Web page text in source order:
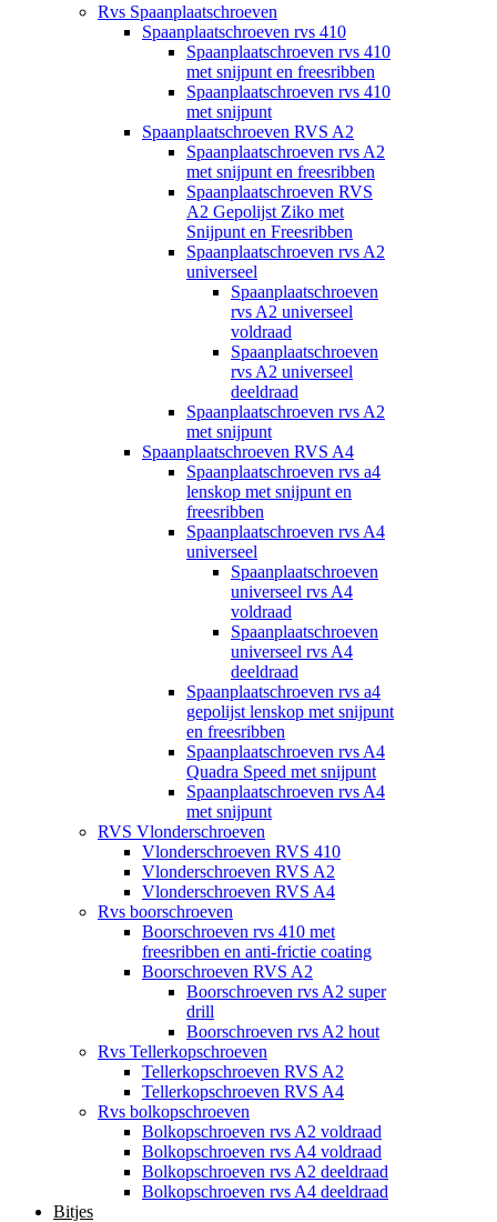
Rvs Spaanplaatschroeven
Spaanplaatschroeven rvs 410
Spaanplaatschroeven rvs 410
met snijpunt en freesribben
Spaanplaatschroeven rvs 410
met snijpunt
Spaanplaatschroeven RVS A2
Spaanplaatschroeven rvs A2
met snijpunt en freesribben
Spaanplaatschroeven RVS
A2 Gepolijst Ziko met
Snijpunt en Freesribben
Spaanplaatschroeven rvs A2
universeel
Spaanplaatschroeven
rvs A2 universeel
voldraad
Spaanplaatschroeven
rvs A2 universeel
deeldraad
Spaanplaatschroeven rvs A2
met snijpunt
Spaanplaatschroeven RVS A4
Spaanplaatschroeven rvs a4
lenskop met snijpunt en
freesribben
Spaanplaatschroeven rvs A4
universeel
Spaanplaatschroeven
universeel rvs A4
voldraad
Spaanplaatschroeven
universeel rvs A4
deeldraad
Spaanplaatschroeven rvs a4
gepolijst lenskop met snijpunt
en freesribben
Spaanplaatschroeven rvs A4
Quadra Speed met snijpunt
Spaanplaatschroeven rvs A4
met snijpunt
RVS Vlonderschroeven
Vlonderschroeven RVS 410
Vlonderschroeven RVS A2
Vlonderschroeven RVS A4
Rvs boorschroeven
Boorschroeven rvs 410 met
freesribben en anti-frictie coating
Boorschroeven RVS A2
Boorschroeven rvs A2 super
drill
Boorschroeven rvs A2 hout
Rvs Tellerkopschroeven
Tellerkopschroeven RVS A2
Tellerkopschroeven RVS A4
Rvs bolkopschroeven
Bolkopschroeven rvs A2 voldraad
Bolkopschroeven rvs A4 voldraad
Bolkopschroeven rvs A2 deeldraad
Bolkopschroeven rvs A4 deeldraad
Bitjes